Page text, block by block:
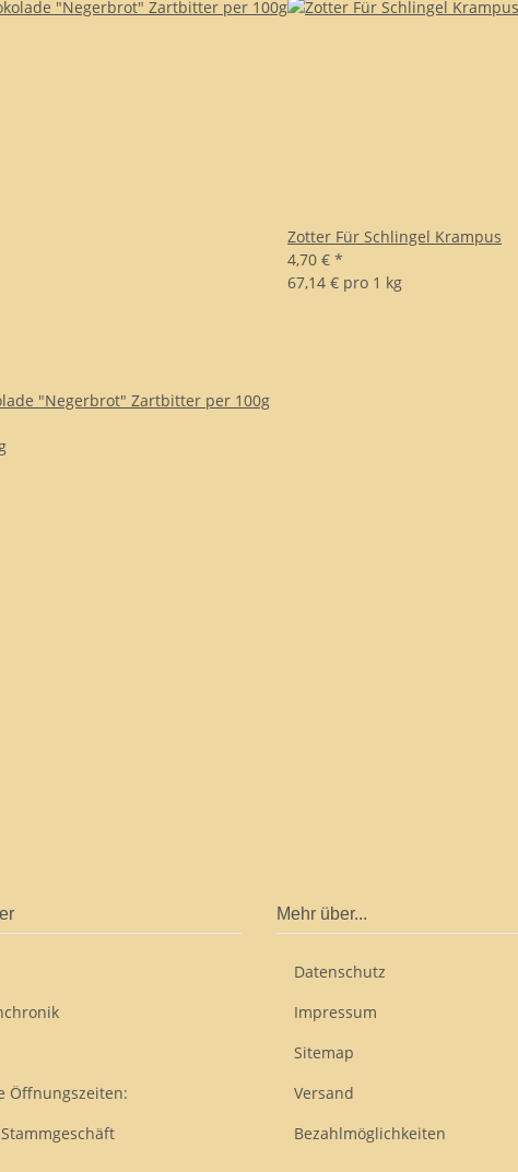
"Negerbrot" Zartbitter per 100g
Zotter Für Schlingel Krampus
4,70 € *
67,14 € pro 1 kg
Öffnungszeiten:
Mehr über...
Datenschutz
Impressum
Sitemap
Versand
Bezahlmöglichkeiten